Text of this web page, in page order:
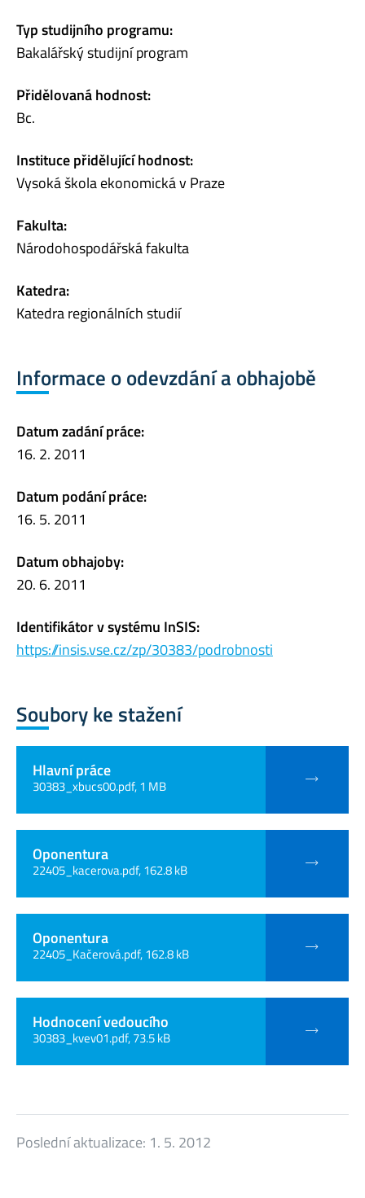
Typ studijního programu:
Bakalářský studijní program
Přidělovaná hodnost:
Bc.
Instituce přidělující hodnost:
Vysoká škola ekonomická v Praze
Fakulta:
Národohospodářská fakulta
Katedra:
Katedra regionálních studií
Informace o odevzdání a obhajobě
Datum zadání práce:
16. 2. 2011
Datum podání práce:
16. 5. 2011
Datum obhajoby:
20. 6. 2011
Identifikátor v systému InSIS:
https://insis.vse.cz/zp/30383/podrobnosti
Soubory ke stažení
Hlavní práce
30383_xbucs00.pdf, 1 MB
Oponentura
22405_kacerova.pdf, 162.8 kB
Oponentura
22405_Kačerová.pdf, 162.8 kB
Hodnocení vedoucího
30383_kvev01.pdf, 73.5 kB
Poslední aktualizace: 1. 5. 2012